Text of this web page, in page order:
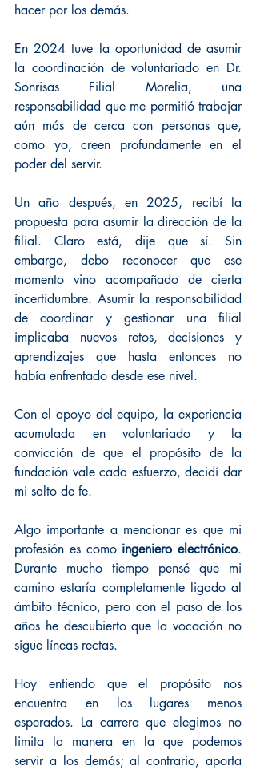
hacer por los demás.
En 2024 tuve la oportunidad de asumir
la coordinación de voluntariado en Dr.
Sonrisas Filial Morelia, una
responsabilidad que me permitió trabajar
aún más de cerca con personas que,
como yo, creen profundamente en el
poder del servir.
Un año después, en 2025, recibí la
propuesta para asumir la dirección de la
filial. Claro está, dije que sí. Sin
embargo, debo reconocer que ese
momento vino acompañado de cierta
incertidumbre. Asumir la responsabilidad
de coordinar y gestionar una filial
implicaba nuevos retos, decisiones y
aprendizajes que hasta entonces no
había enfrentado desde ese nivel.
Con el apoyo del equipo, la experiencia
acumulada en voluntariado y la
convicción de que el propósito de la
fundación vale cada esfuerzo, decidí dar
mi salto de fe.
Algo importante a mencionar es que mi
profesión es como ingeniero electrónico.
Durante mucho tiempo pensé que mi
camino estaría completamente ligado al
ámbito técnico, pero con el paso de los
años he descubierto que la vocación no
sigue líneas rectas.
Hoy entiendo que el propósito nos
encuentra en los lugares menos
esperados. La carrera que elegimos no
limita la manera en la que podemos
servir a los demás; al contrario, aporta